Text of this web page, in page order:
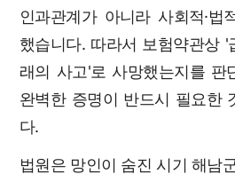
인과관계가 아니라 사회적·법
했습니다. 따라서 보험약관상 '
래의 사고'로 사망했는지를 판
완벽한 증명이 반드시 필요한
다.
법원은 망인이 숨진 시기 해남